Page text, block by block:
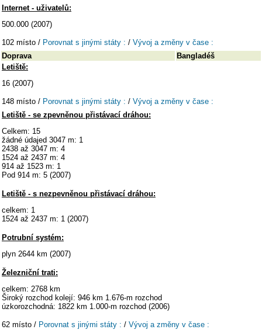
Internet - uživatelů:
500.000 (2007)
102 místo / Porovnat s jinými státy : / Vývoj a změny v čase :
Doprava
Bangladéš
Letiště:
16 (2007)
148 místo / Porovnat s jinými státy : / Vývoj a změny v čase :
Letiště - se zpevněnou přistávací dráhou:
Celkem: 15
žádné údajed 3047 m: 1
2438 až 3047 m: 4
1524 až 2437 m: 4
914 až 1523 m: 1
Pod 914 m: 5 (2007)
Letiště - s nezpevněnou přistávací dráhou:
celkem: 1
1524 až 2437 m: 1 (2007)
Potrubní systém:
plyn 2644 km (2007)
Železniční trati:
celkem: 2768 km
Široký rozchod kolejí: 946 km 1.676-m rozchod
úzkorozchodná: 1822 km 1.000-m rozchod (2006)
62 místo / Porovnat s jinými státy : / Vývoj a změny v čase :